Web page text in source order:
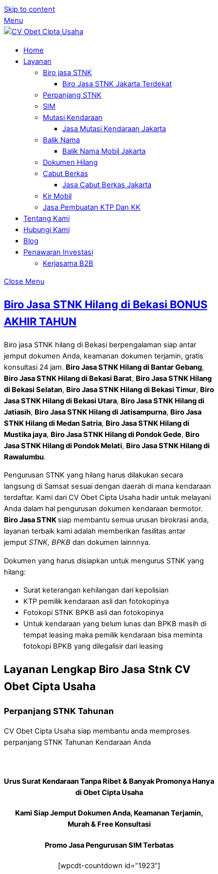
Skip to content
Menu
Home
Layanan
Biro jasa STNK
Biro Jasa STNK Jakarta Terdekat
Perpanjang STNK
SIM
Mutasi Kendaraan
Jasa Mutasi Kendaraan Jakarta
Balik Nama
Balik Nama Mobil Jakarta
Dokumen Hilang
Cabut Berkas
Jasa Cabut Berkas Jakarta
Kir Mobil
Jasa Pembuatan KTP Dan KK
Tentang Kami
Hubungi Kami
Blog
Penawaran Investasi
Kerjasama B2B
Close Menu
Biro Jasa STNK Hilang di Bekasi BONUS
AKHIR TAHUN
Biro jasa STNK hilang di Bekasi berpengalaman siap antar
jemput dokumen Anda, keamanan dokumen terjamin, gratis
konsultasi 24 jam. Biro Jasa STNK Hilang di Bantar Gebang,
Biro Jasa STNK Hilang di Bekasi Barat, Biro Jasa STNK Hilang
di Bekasi Selatan, Biro Jasa STNK Hilang di Bekasi Timur, Biro
Jasa STNK Hilang di Bekasi Utara, Biro Jasa STNK Hilang di
Jatiasih, Biro Jasa STNK Hilang di Jatisampurna, Biro Jasa
STNK Hilang di Medan Satria, Biro Jasa STNK Hilang di
Mustika jaya, Biro Jasa STNK Hilang di Pondok Gede, Biro
Jasa STNK Hilang di Pondok Melati, Biro Jasa STNK Hilang di
Rawalumbu.
Pengurusan STNK yang hilang harus dilakukan secara
langsung di Samsat sesuai dengan daerah di mana kendaraan
terdaftar. Kami dari CV Obet Cipta Usaha hadir untuk melayani
Anda dalam hal pengurusan dokumen kendaraan bermotor.
Biro Jasa STNK siap membantu semua urusan birokrasi anda,
layanan terbaik kami adalah memberikan fasilitas antar
jemput STNK, BPKB dan dokumen lainnnya.
Dokumen yang harus disiapkan untuk mengurus STNK yang
hilang:
Surat keterangan kehilangan dari kepolisian
KTP pemilik kendaraan asli dan fotokopinya
Fotokopi STNK BPKB asli dan fotokopinya
Untuk kendaraan yang belum lunas dan BPKB masih di
tempat leasing maka pemilik kendaraan bisa meminta
fotokopi BPKB yang dilegalisir dari leasing
Layanan Lengkap Biro Jasa Stnk CV
Obet Cipta Usaha
Perpanjang STNK Tahunan
CV Obet Cipta Usaha siap membantu anda memproses
perpanjang STNK Tahunan Kendaraan Anda
Urus Surat Kendaraan Tanpa Ribet & Banyak Promonya Hanya
di Obet Cipta Usaha
Kami Siap Jemput Dokumen Anda, Keamanan Terjamin,
Murah & Free Konsultasi
Promo Jasa Pengurusan SIM Terbatas
[wpcdt-countdown id=”1923″]